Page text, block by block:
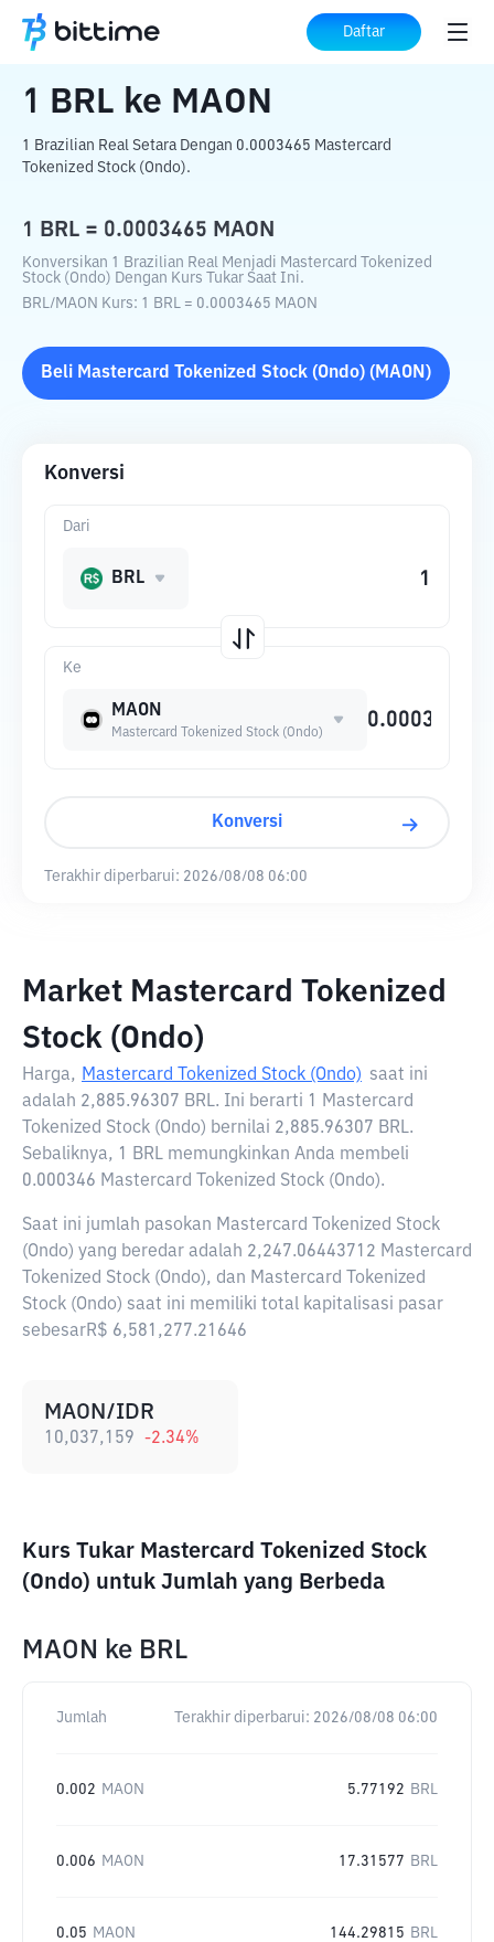
Daftar
Beranda Konverter Kripto ke MAON
1 BRL ke MAON
1 Brazilian Real Setara Dengan 0.0003465 Mastercard
Tokenized Stock (Ondo).
1 BRL = 0.0003465 MAON
Konversikan 1 Brazilian Real Menjadi Mastercard Tokenized
Stock (Ondo) Dengan Kurs Tukar Saat Ini.
BRL/MAON Kurs: 1 BRL = 0.0003465 MAON
Beli Mastercard Tokenized Stock (Ondo) ( MAON )
Konversi
Ke
MAON
Mastercard Tokenized Stock (Ondo)
Dari
BRL
Konversi
Terakhir diperbarui: 2026/08/08 06:00
Market Mastercard Tokenized
Stock (Ondo)
Harga, Mastercard Tokenized Stock (Ondo) saat ini
adalah 2,885.96307 BRL. Ini berarti 1 Mastercard
Tokenized Stock (Ondo) bernilai 2,885.96307 BRL.
Sebaliknya, 1 BRL memungkinkan Anda membeli
0.000346 Mastercard Tokenized Stock (Ondo).
Saat ini jumlah pasokan Mastercard Tokenized Stock
(Ondo) yang beredar adalah 2,247.06443712 Mastercard
Tokenized Stock (Ondo), dan Mastercard Tokenized
Stock (Ondo) saat ini memiliki total kapitalisasi pasar
sebesarR$ 6,581,277.21646
MAON/IDR
10,037,159 -2.34%
Kurs Tukar Mastercard Tokenized Stock
(Ondo) untuk Jumlah yang Berbeda
MAON ke BRL
Jumlah Terakhir diperbarui: 2026/08/08 06:00
0.002 MAON 5.77192 BRL
0.006 MAON 17.31577 BRL
0.05 MAON 144.29815 BRL